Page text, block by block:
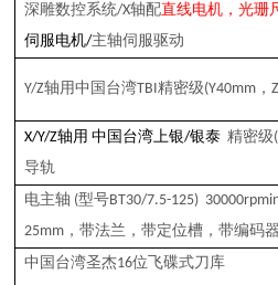
深雕数控系统/X轴配直线电机，光珊
伺服电机/主轴伺服驱动
Y/Z轴用中国台湾TBI精密级(Y40mm，
X/Y/Z轴用 中国台湾上银/银泰 精密级
导轨
电主轴 (型号BT30/7.5-125) 30000rpmin
25mm，带法兰，带定位槽， 带编码器
中国台湾圣杰16位飞碟式刀库